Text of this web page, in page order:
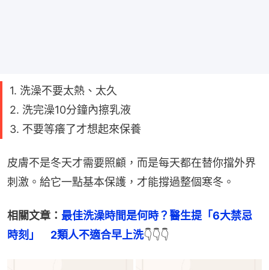
1. 洗澡不要太熱、太久
2. 洗完澡10分鐘內擦乳液
3. 不要等癢了才想起來保養
皮膚不是冬天才需要照顧，而是每天都在替你擋外界
刺激。給它一點基本保護，才能撐過整個寒冬。
相關文章： 最佳洗澡時間是何時？醫生提「6大禁忌
時刻」　2類人不適合早上洗👇👇👇